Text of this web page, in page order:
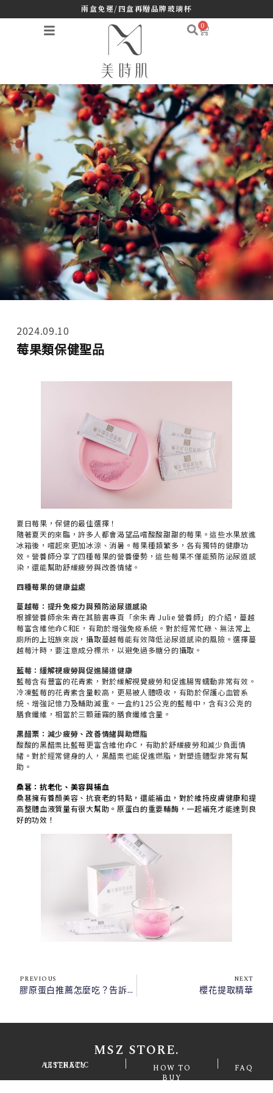
兩盒免運/四盒再贈品牌玻璃杯
0
2024.09.10
莓果類保健聖品
夏日莓果，保健的最佳選擇！
隨著夏天的來臨，許多人都會渴望品嚐酸酸甜甜的莓果。這些水果放進
冰箱後，嚐起來更加冰涼、消暑。莓果種類繁多，各有獨特的健康功
效。營養師分享了四種莓果的營養優勢，這些莓果不僅能預防泌尿道感
染，還能幫助舒緩疲勞與改善情緒。
四種莓果的健康益處
蔓越莓：提升免疫力與預防泌尿道感染
根據營養師余朱青在其臉書專頁「余朱青 Julie 營養師」的介紹，蔓越
莓富含維他命C和E，有助於增強免疫系統。對於經常忙碌、無法常上
廁所的上班族來說，攝取蔓越莓能有效降低泌尿道感染的風險。選擇蔓
越莓汁時，要注意成分標示，以避免過多糖分的攝取。
藍莓：緩解視疲勞與促進腸道健康
藍莓含有豐富的花青素，對於緩解視覺疲勞和促進腸胃蠕動非常有效。
冷凍藍莓的花青素含量較高，更易被人體吸收，有助於保護心血管系
統、增強記憶力及輔助減重。一盒約125公克的藍莓中，含有3公克的
膳食纖維，相當於三顆蓮霧的膳食纖維含量。
黑醋栗：減少疲勞、改善情緒與助燃脂
酸酸的黑醋栗比藍莓更富含維他命C，有助於舒緩疲勞和減少負面情
緒。對於經常健身的人，黑醋栗也能促進燃脂，對塑造體型非常有幫
助。
桑葚：抗老化、美容與補血
桑葚擁有養顏美容、抗衰老的特點，還能補血，對於維持皮膚健康和提
高整體血液質量有很大幫助。原蛋白的重要輔酶，一起補充才能達到良
好的功效！
PREVIOUS
膠原蛋白推薦怎麼吃？告訴你最佳食用時機、產品選購要點！
NEXT
櫻花提取精華
MSZ STORE.
AESTHETIC LITERACY |
HOW TO
BUY
| FAQ